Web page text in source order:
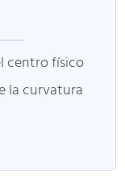
centro físico
la curvatura